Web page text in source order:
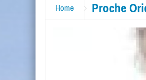
Home Proche